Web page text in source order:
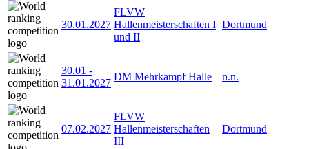
30.01.2027
FLVW
Hallenmeisterschaften I
und II
Dortmund
30.01 -
31.01.2027
DM Mehrkampf Halle n.n.
07.02.2027
FLVW
Hallenmeisterschaften
III
Dortmund